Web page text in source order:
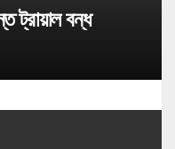
ট্রায়াল বন্ধ